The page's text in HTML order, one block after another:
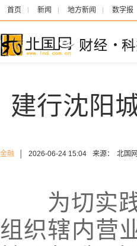
首页 新闻 地方新闻 数字报
建行沈阳
金融 2026-06-24 15:04 来源： 北国网
为切实践
组织辖内营